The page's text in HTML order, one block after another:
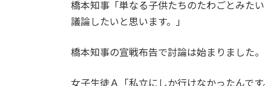
橋本知事「単なる子供たちのたわごとみた
議論したいと思います。」
橋本知事の宣戦布告で討論は始まりました。
女子生徒Ａ「私立にしか行けなかったんで